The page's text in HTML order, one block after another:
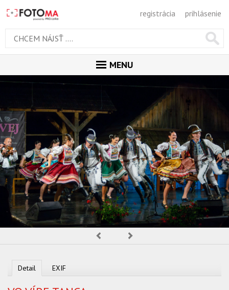
registrácia prihlásenie
MENU
MAGAZÍN
GALÉRIA
PORADŇA
SÚŤAŽE
KALENDÁR AKCIÍ
WORKSHOPY
OBCHOD
Detail EXIF